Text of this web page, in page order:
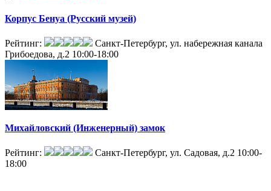
Корпус Бенуа (Русский музей)
Рейтинг:
Санкт-Петербург, ул. набережная канала
Грибоедова, д.2 10:00-18:00
Михайловский (Инженерный) замок
Рейтинг: Санкт-Петербург, ул. Садовая, д.2 10:00-
18:00